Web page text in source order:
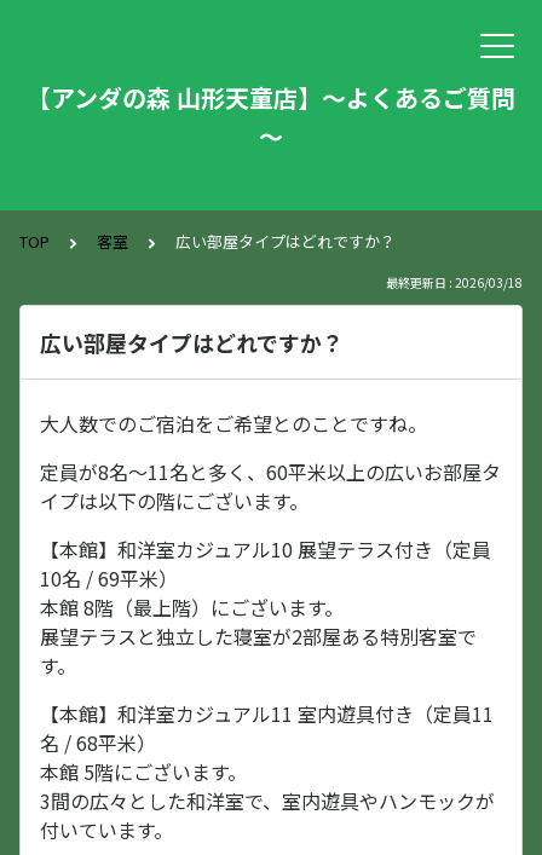
【アンダの森 山形天童店】～よくあるご質問
～
TOP 客室 広い部屋タイプはどれですか？
最終更新日 : 2026/03/18
広い部屋タイプはどれですか？
大人数でのご宿泊をご希望とのことですね。
定員が8名〜11名と多く、60平米以上の広いお部屋タ
イプは以下の階にございます。
【本館】和洋室カジュアル10 展望テラス付き（定員
10名 / 69平米）
本館 8階（最上階）にございます。
展望テラスと独立した寝室が2部屋ある特別客室で
す。
【本館】和洋室カジュアル11 室内遊具付き（定員11
名 / 68平米）
本館 5階にございます。
3間の広々とした和洋室で、室内遊具やハンモックが
付いています。